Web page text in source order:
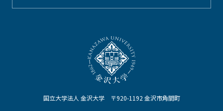
国立大学法人 金沢大学 〒920-1192 金沢市角間町